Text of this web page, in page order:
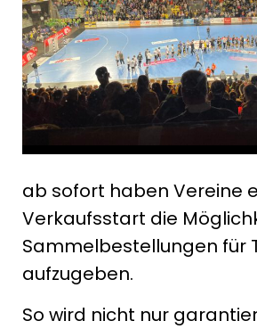
ab sofort haben Vereine
Verkaufsstart die
Sammelbestellungen für
aufzugeben.
So wird nicht nur